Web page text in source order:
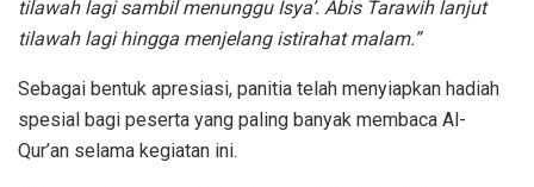
tilawah lagi sambil menunggu Isya’. Abis Tarawih lanjut
tilawah lagi hingga menjelang istirahat malam.”
Sebagai bentuk apresiasi, panitia telah menyiapkan hadiah
spesial bagi peserta yang paling banyak membaca Al-
Qur’an selama kegiatan ini.